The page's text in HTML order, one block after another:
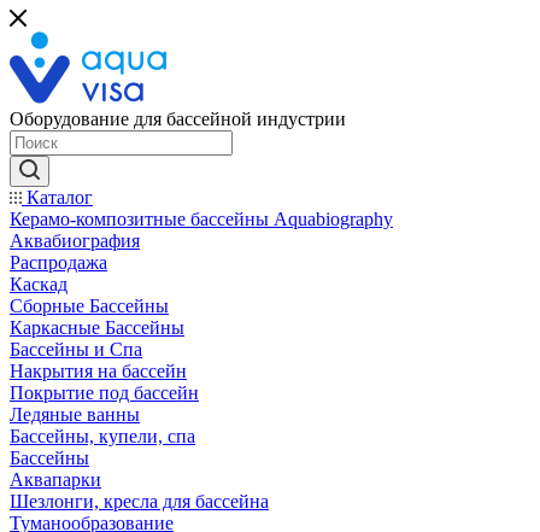
Оборудование для бассейной индустрии
Каталог
Керамо-композитные бассейны Aquabiography
Аквабиография
Распродажа
Каскад
Сборные Бассейны
Каркасные Бассейны
Бассейны и Спа
Накрытия на бассейн
Покрытие под бассейн
Ледяные ванны
Бассейны, купели, спа
Бассейны
Аквапарки
Шезлонги, кресла для бассейна
Туманообразование